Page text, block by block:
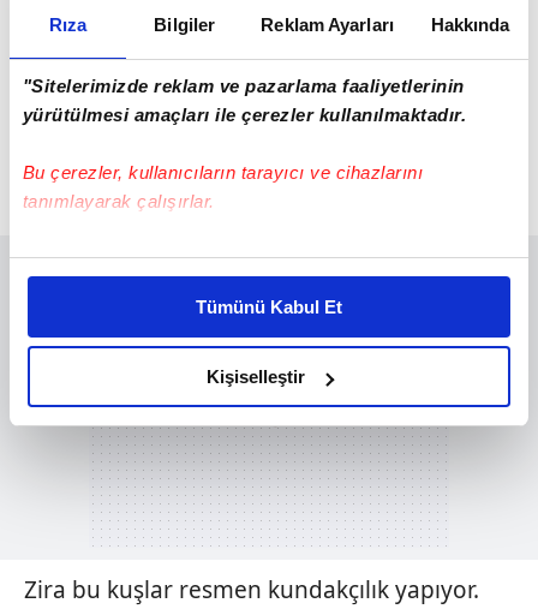
Rıza Bilgiler Reklam Ayarları Hakkında
"Sitelerimizde reklam ve pazarlama faaliyetlerinin
yürütülmesi amaçları ile çerezler kullanılmaktadır.
Bu çerezler, kullanıcıların tarayıcı ve cihazlarını
tanımlayarak çalışırlar.
Bu çerezlere izin vermeniz halinde sizlere özel
daha iyi reklam deneyimi yaşatabiliriz. Bunu yaparken
amacımızın size daha iyi bir reklam deneyimi sunmak
olduğunu ve sizlere en iyi içerikleri sunabilmek adına
elimizden gelen çabayı gösterdiğimizi ve bu noktada,
reklamların maliyetlerimizi karşılamak noktasında tek gelir
kalemimiz olduğunu sizlere hatırlatmak isteriz.
Her halükârda, kullanıcılar, bu çerezlere izin vermedikleri
takdirde, kullanıcılara hedefli reklamlar
gösterilmeyecektir."
Tümünü Kabul Et
Kişiselleştir
Zira bu kuşlar resmen kundakçılık yapıyor.